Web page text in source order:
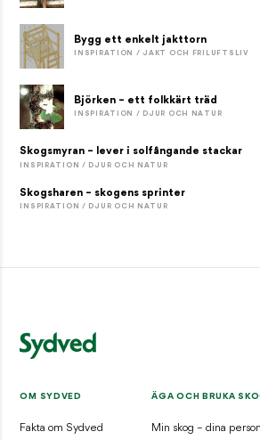
Bygg ett enkelt jakttorn
INSPIRATION / JAKT OCH FRILUFTSLIV
Björken – ett folkkärt träd
INSPIRATION / DJUR OCH NATUR
Skogsmyran – lever i solfångande stackar
INSPIRATION / DJUR OCH NATUR
Skogsharen – skogens sprinter
INSPIRATION / DJUR OCH NATUR
OM SYDVED
Fakta om Sydved
ÄGA OCH BRUKA
Min skog – dina